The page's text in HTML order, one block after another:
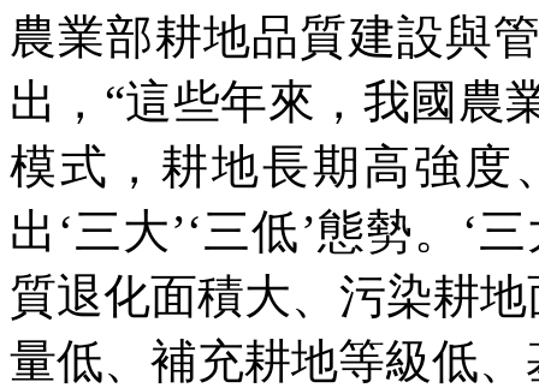
農業部耕地品質建設與
出，“這些年來，我國農
模式，耕地長期高強度
出‘三大’‘三低’態勢。‘
質退化面積大、污染耕
量低、補充耕地等級低